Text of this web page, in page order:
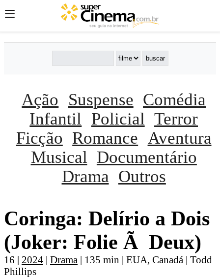
Ação Suspense Comédia
Infantil
Policial Terror
Ficção Romance Aventura
Musical
Documentário
Drama Outros
Coringa: Delí­rio a Dois
(Joker: Folie Ã Deux)
16 | 2024 | Drama | 135 min | EUA, Canadá | Todd
Phillips